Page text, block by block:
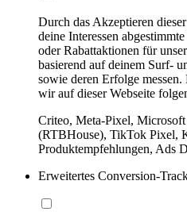
Durch das Akzeptieren
deine Interessen
oder Rabattaktionen für
basierend auf deinem Surf-
sowie deren Erfolge
wir auf dieser Webseite
Criteo, Meta-Pixel,
(RTBHouse), TikTok Pixel,
Produktempfehlungen, Ads
Erweitertes Conversion-